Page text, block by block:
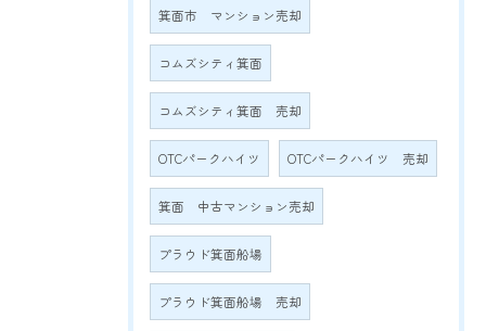
箕面市 マンション売却
コムズシティ箕面
コムズシティ箕面 売却
OTCパークハイツ OTCパークハイツ 売却
箕面 中古マンション売却
プラウド箕面船場
プラウド箕面船場 売却